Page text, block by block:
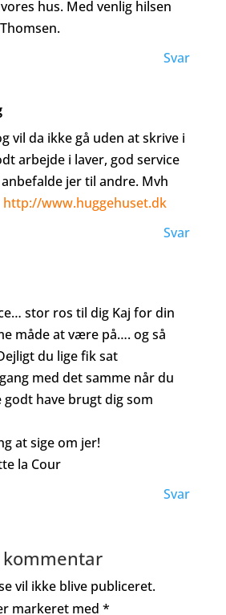
hus. Med venlig hilsen
Svar
vil da ikke gå uden at skrive i
arbejde i laver, god service
jer til andre. Mvh
http://www.huggehuset.dk
Svar
stor ros til dig Kaj for din
måde at være på…. og så
du lige fik sat
med det samme når du
have brugt dig som
at sige om jer!
la Cour
Svar
vil ikke blive publiceret.
markeret med *